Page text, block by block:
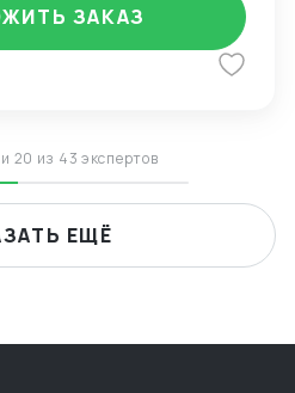
ЗАКАЗ
20 из 43 экспертов
ЕЩЁ